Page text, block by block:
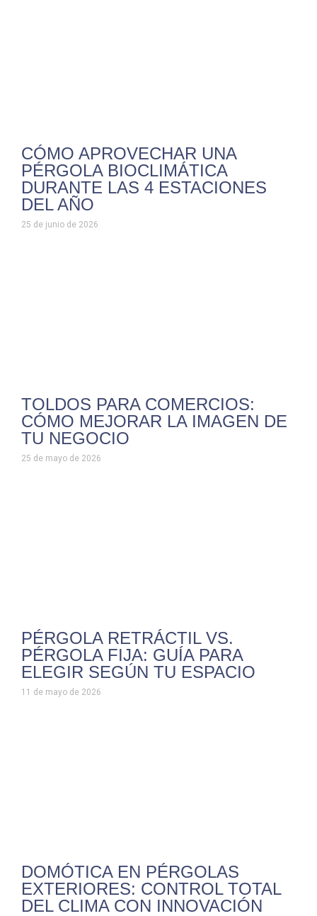
CÓMO APROVECHAR UNA
PÉRGOLA BIOCLIMÁTICA
DURANTE LAS 4 ESTACIONES
DEL AÑO
25 de junio de 2026
TOLDOS PARA COMERCIOS:
CÓMO MEJORAR LA IMAGEN DE
TU NEGOCIO
25 de mayo de 2026
PÉRGOLA RETRÁCTIL VS.
PÉRGOLA FIJA: GUÍA PARA
ELEGIR SEGÚN TU ESPACIO
11 de mayo de 2026
DOMÓTICA EN PÉRGOLAS
EXTERIORES: CONTROL TOTAL
DEL CLIMA CON INNOVACIÓN